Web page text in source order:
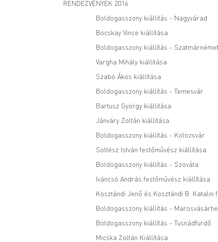
RENDEZVÉNYEK 2016
Boldogasszony kiállítás - Nagyvárad
Bocskay Vince kiállítása
Boldogasszony kiállítás -
Vargha Mihály kiállítása
Szabó Ákos kiállítása
Boldogasszony kiállítás - Temesvár
Bartusz György kiállítása
Jánváry Zoltán kiállítása
Boldogasszony kiállítás - Kolozsvár
Soltész István festőművész kiállítása
Boldogasszony kiállítás - Szováta
Iváncsó András festőművész kiállítása
Kosztándi Jenő és Kosztándi B. Katalin
Boldogasszony kiállítás -
Boldogasszony kiállítás - Tusnádfürdő
Micska Zoltán Kiállítása